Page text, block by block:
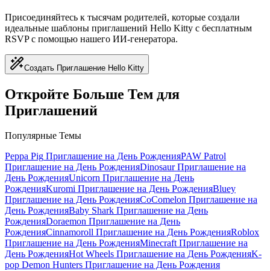
Присоединяйтесь к тысячам родителей, которые создали
идеальные шаблоны приглашений Hello Kitty с бесплатным
RSVP с помощью нашего ИИ-генератора.
Создать Приглашение Hello Kitty
Откройте Больше Тем для
Приглашений
Популярные Темы
Peppa Pig Приглашение на День РожденияPAW Patrol
Приглашение на День РожденияDinosaur Приглашение на
День РожденияUnicorn Приглашение на День
РожденияKuromi Приглашение на День РожденияBluey
Приглашение на День РожденияCoComelon Приглашение на
День РожденияBaby Shark Приглашение на День
РожденияDoraemon Приглашение на День
РожденияCinnamoroll Приглашение на День РожденияRoblox
Приглашение на День РожденияMinecraft Приглашение на
День РожденияHot Wheels Приглашение на День РожденияK-
pop Demon Hunters Приглашение на День Рождения